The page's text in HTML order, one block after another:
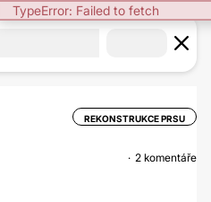
TypeError: Failed to fetch
REKONSTRUKCE PRSU
2 komentáře